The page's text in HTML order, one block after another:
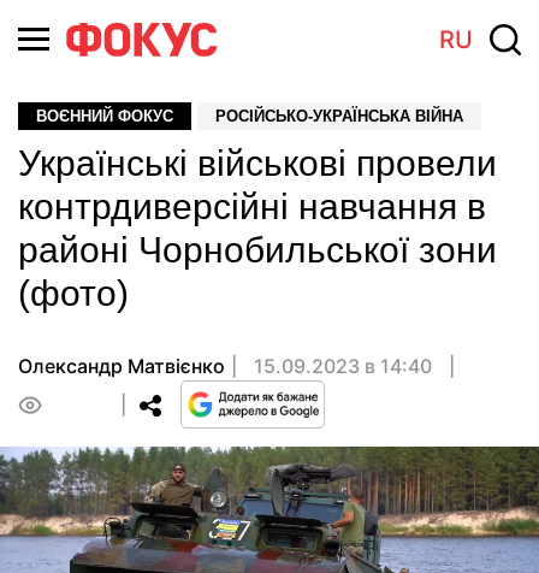
RU
ВОЄННИЙ ФОКУС РОСІЙСЬКО-УКРАЇНСЬКА ВІЙНА
Українські військові провели
контрдиверсійні навчання в
районі Чорнобильської зони
(фото)
Олександр Матвієнко
15.09.2023 в 14:40